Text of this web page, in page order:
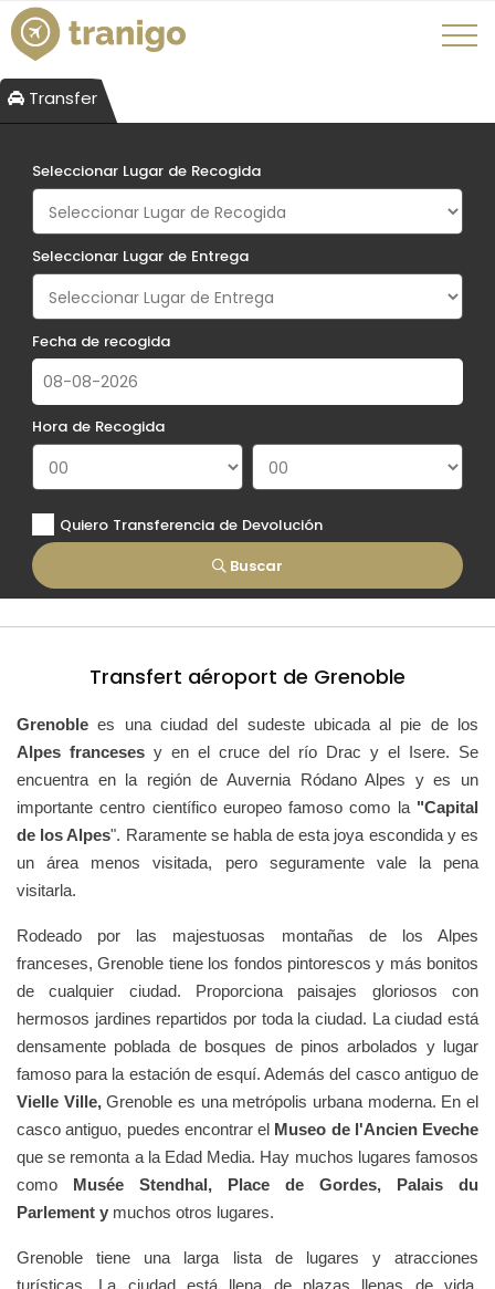
Transfer
Seleccionar Lugar de Recogida
Seleccionar Lugar de Entrega
Fecha de recogida
Hora de Recogida
Buscar
Quiero Transferencia de Devolución
Transfert aéroport de Grenoble
Grenoble es una ciudad del sudeste ubicada al pie de los
Alpes franceses y en el cruce del río Drac y el Isere. Se
encuentra en la región de Auvernia Ródano Alpes y es un
importante centro científico europeo famoso como la "Capital
de los Alpes". Raramente se habla de esta joya escondida y es
un área menos visitada, pero seguramente vale la pena
visitarla.
Rodeado por las majestuosas montañas de los Alpes
franceses, Grenoble tiene los fondos pintorescos y más bonitos
de cualquier ciudad. Proporciona paisajes gloriosos con
hermosos jardines repartidos por toda la ciudad. La ciudad está
densamente poblada de bosques de pinos arbolados y lugar
famoso para la estación de esquí. Además del casco antiguo de
Vielle Ville,Grenoble es una metrópolis urbana moderna. En el
casco antiguo, puedes encontrar el Museo de l'Ancien Eveche
que se remonta a la Edad Media. Hay muchos lugares famosos
como Musée Stendhal, Place de Gordes, Palais du
Parlement y muchos otros lugares.
Grenoble tiene una larga lista de lugares y atracciones
turísticas. La ciudad está llena de plazas llenas de vida,